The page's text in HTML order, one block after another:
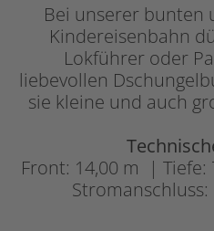
Bei unserer bunten
Kindereisenbahn
Lokführer oder
liebevollen
sie kleine und auch
Front: 14,00 m |
Stromanschluss: